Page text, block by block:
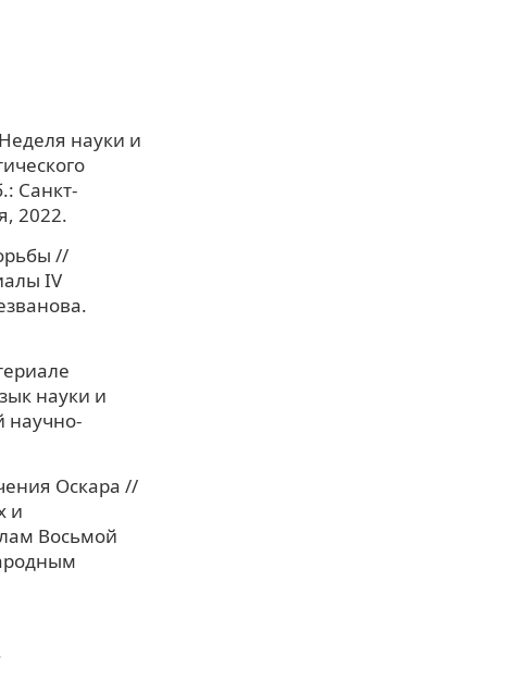
науки и
Санкт-
2022.
//
IV
науки и
научно-
Оскара //
и
Восьмой